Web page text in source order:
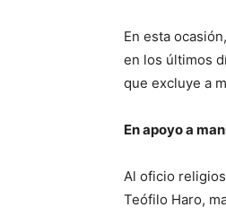
En esta
en los últimos
que excluye a
En apoyo a
Al oficio
Teófilo Haro,